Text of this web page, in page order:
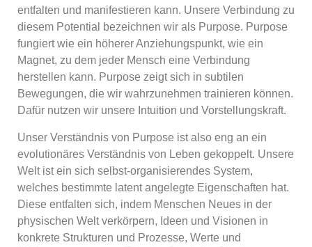
entfalten und manifestieren kann. Unsere Verbindung zu
diesem Potential bezeichnen wir als Purpose. Purpose
fungiert wie ein höherer Anziehungspunkt, wie ein
Magnet, zu dem jeder Mensch eine Verbindung
herstellen kann. Purpose zeigt sich in subtilen
Bewegungen, die wir wahrzunehmen trainieren können.
Dafür nutzen wir unsere Intuition und Vorstellungskraft.
Unser Verständnis von Purpose ist also eng an ein
evolutionäres Verständnis von Leben gekoppelt. Unsere
Welt ist ein sich selbst-organisierendes System,
welches bestimmte latent angelegte Eigenschaften hat.
Diese entfalten sich, indem Menschen Neues in der
physischen Welt verkörpern, Ideen und Visionen in
konkrete Strukturen und Prozesse, Werte und